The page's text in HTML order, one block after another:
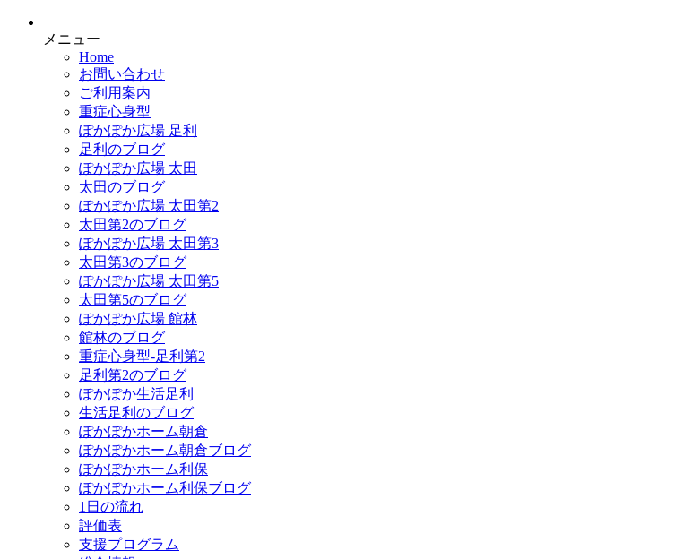
メニュー
Home
お問い合わせ
ご利用案内
重症心身型
ぽかぽか広場 足利
足利のブログ
ぽかぽか広場 太田
太田のブログ
ぽかぽか広場 太田第2
太田第2のブログ
ぽかぽか広場 太田第3
太田第3のブログ
ぽかぽか広場 太田第5
太田第5のブログ
ぽかぽか広場 館林
館林のブログ
重症心身型-足利第2
足利第2のブログ
ぽかぽか生活足利
生活足利のブログ
ぽかぽかホーム朝倉
ぽかぽかホーム朝倉ブログ
ぽかぽかホーム利保
ぽかぽかホーム利保ブログ
1日の流れ
評価表
支援プログラム